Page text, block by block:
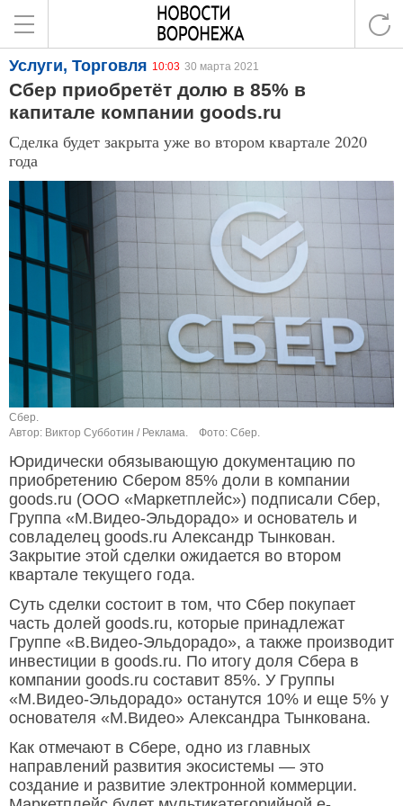
Услуги, Торговля 10:03 30 марта 2021
Сбер приобретёт долю в 85% в
капитале компании goods.ru
Сделка будет закрыта уже во втором квартале 2020
года
Сбер.
Автор: Виктор Субботин / Реклама.
Фото: Сбер.
Юридически обязывающую документацию по
приобретению Сбером 85% доли в компании
goods.ru (ООО «Маркетплейс») подписали Сбер,
Группа «М.Видео-Эльдорадо» и основатель и
совладелец goods.ru Александр Тынкован.
Закрытие этой сделки ожидается во втором
квартале текущего года.
Суть сделки состоит в том, что Сбер покупает
часть долей goods.ru, которые принадлежат
Группе «В.Видео-Эльдорадо», а также производит
инвестиции в goods.ru. По итогу доля Сбера в
компании goods.ru составит 85%. У Группы
«М.Видео-Эльдорадо» останутся 10% и еще 5% у
основателя «М.Видео» Александра Тынкована.
Как отмечают в Сбере, одно из главных
направлений развития экосистемы — это
создание и развитие электронной коммерции.